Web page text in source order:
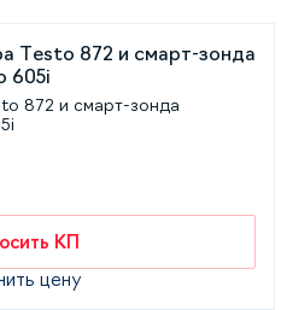
872 и смарт-зонда
КП
цену